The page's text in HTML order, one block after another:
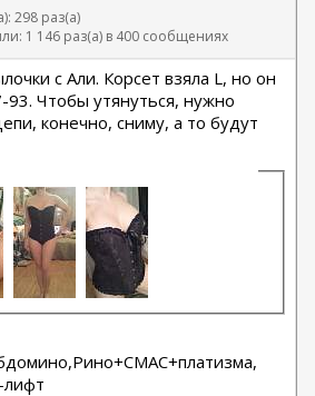
298 раз(а)
1 146 раз(а) в 400 сообщениях
с Али. Корсет взяла L, но он
93. Чтобы утянуться, нужно
конечно, сниму, а то будут